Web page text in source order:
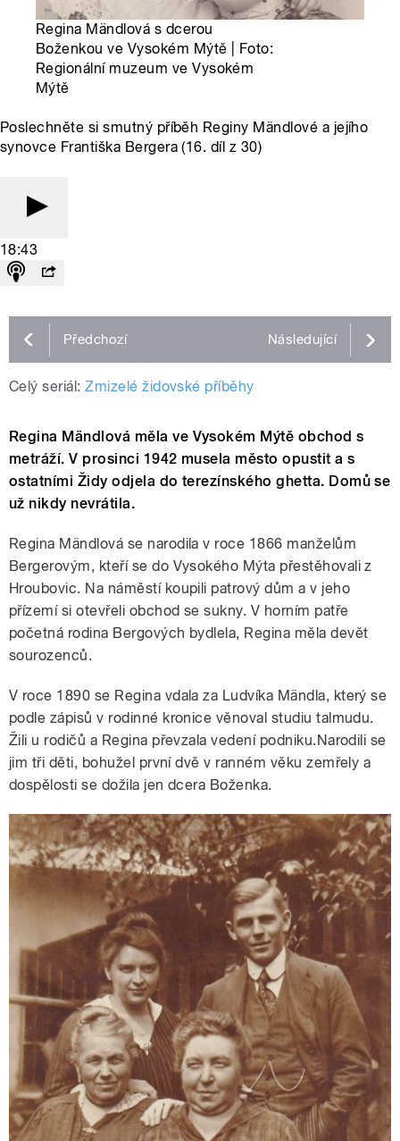
Regina Mändlová s dcerou
Boženkou ve Vysokém Mýtě | Foto:
Regionální muzeum ve Vysokém
Mýtě
Poslechněte si smutný příběh Reginy Mändlové a jejího
synovce Františka Bergera (16. díl z 30)
18:43
Předchozí Následující
Celý seriál: Zmizelé židovské příběhy
Regina Mändlová měla ve Vysokém Mýtě obchod s
metráží. V prosinci 1942 musela město opustit a s
ostatními Židy odjela do terezínského ghetta. Domů se
už nikdy nevrátila.
Regina Mändlová se narodila v roce 1866 manželům
Bergerovým, kteří se do Vysokého Mýta přestěhovali z
Hroubovic. Na náměstí koupili patrový dům a v jeho
přízemí si otevřeli obchod se sukny. V horním patře
početná rodina Bergových bydlela, Regina měla devět
sourozenců.
V roce 1890 se Regina vdala za Ludvíka Mändla, který se
podle zápisů v rodinné kronice věnoval studiu talmudu.
Žili u rodičů a Regina převzala vedení podniku.Narodili se
jim tři děti, bohužel první dvě v ranném věku zemřely a
dospělosti se dožila jen dcera Boženka.